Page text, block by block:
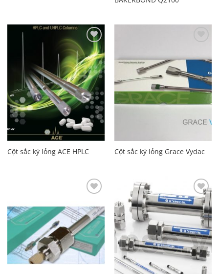
Add to
Wishlist
Cột sắc ký lỏng ACE HPLC Cột sắc ký lỏng Grace Vydac
Wishlist
Add to
Wishlist